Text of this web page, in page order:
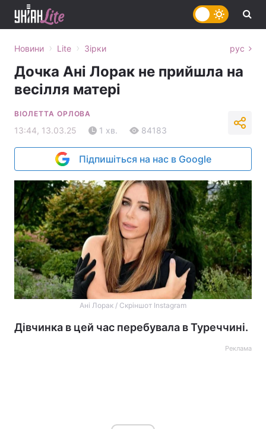
Новини › Lite › Зірки рус
Дочка Ані Лорак не прийшла на
весілля матері
ВІОЛЕТТА ОРЛОВА
13:44, 13.03.25 1 хв. 84183
Підпишіться на нас в Google
Ані Лорак / Скріншот Instagram
Дівчинка в цей час перебувала в Туреччині.
Реклама